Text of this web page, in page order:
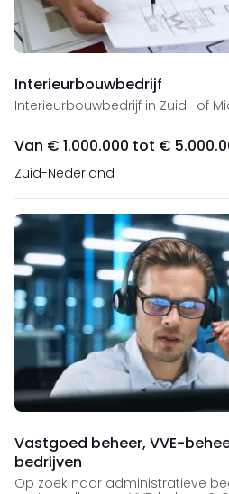
Interieurbouwbedrijf
Interieurbouwbedrijf in Zuid- of
Van € 1.000.000 tot €
Zuid-Nederland
Vastgoed beheer, VVE-
bedrijven
Op zoek naar administratieve